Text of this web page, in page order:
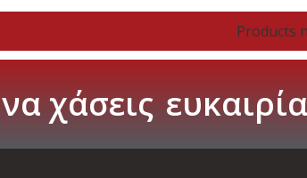
Products
ναχάσεις ευκαιρία